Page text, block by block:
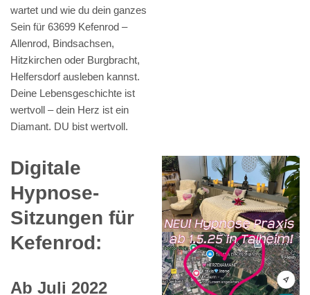
wartet und wie du dein ganzes
Sein für 63699 Kefenrod –
Allenrod, Bindsachsen,
Hitzkirchen oder Burgbracht,
Helfersdorf ausleben kannst.
Deine Lebensgeschichte ist
wertvoll – dein Herz ist ein
Diamant. DU bist wertvoll.
Digitale
Hypnose-
Sitzungen für
Kefenrod:
Ab Juli 2022